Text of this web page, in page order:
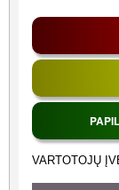
VARTOTOJŲ